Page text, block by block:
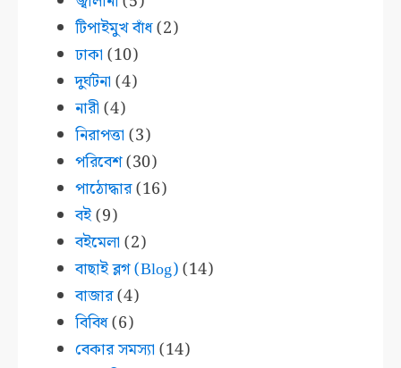
টিপাইমুখ বাঁধ(2)
ঢাকা (10)
দুর্ঘটনা (4)
নারী (4)
নিরাপত্তা (3)
পরিবেশ(30)
পাঠোদ্ধার(16)
বই(9)
বইমেলা (2)
বাছাই ব্লগ (Blog)(14)
বাজার(4)
বিবিধ(6)
বেকার সমস্যা (14)